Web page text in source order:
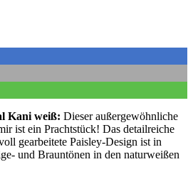
Kani weiß: Dieser außergewöhnliche
ist ein Prachtstück! Das detailreiche
gearbeitete Paisley-Design ist in
und Brauntönen in den naturweißen